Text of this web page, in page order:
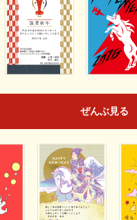
ぜんぶ見る